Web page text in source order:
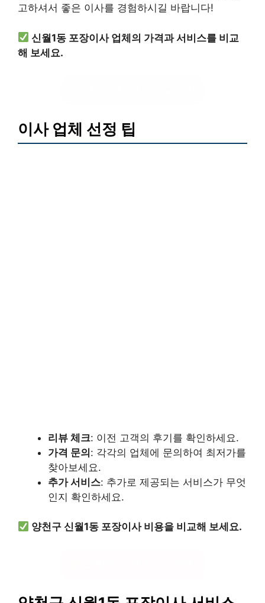
고하셔서 좋은 이사를 경험하시길 바랍니다!
신월1동 포장이사 업체의 가격과 서비스를 비교
해 보세요.
이사 업체 선정 팁
리뷰 체크: 이전 고객의 후기를 확인하세요.
가격 문의: 각각의 업체에 문의하여 최저가를
찾아보세요.
추가 서비스: 추가로 제공되는 서비스가 무엇
인지 확인하세요.
양천구 신월1동 포장이사 비용을 비교해 보세요.